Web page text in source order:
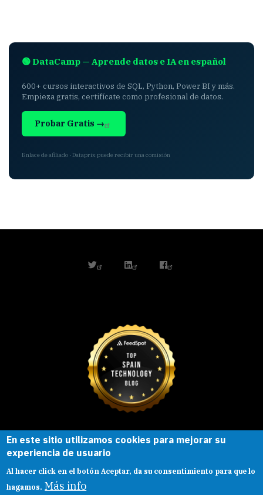
🟢 DataCamp — Aprende datos e IA en español
600+ cursos interactivos de SQL, Python, Power BI y más.
Empieza gratis, certifícate como profesional de datos.
Probar Gratis →
Enlace de afiliado · Dataprix puede recibir una comisión
twitterlinkedinfacebook
Esta obra está bajo una
Creative Commons
Reconocimiento-
CompartirIgual |
En este sitio utilizamos cookies para mejorar su
experiencia de usuario
Al hacer click en el botón Aceptar, da su consentimiento para que lo
hagamos. Más info